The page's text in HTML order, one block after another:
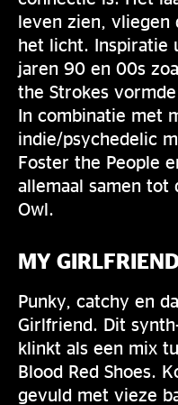
leven zien, vliegen
het licht. Inspiratie
jaren 90 en 00s
the Strokes
In combinatie met
indie/psychedelic
Foster the People
allemaal samen tot
Owl.
MY
Punky, catchy en
Girlfriend. Dit
klinkt als een mix
Blood Red Shoes.
gevuld met vieze